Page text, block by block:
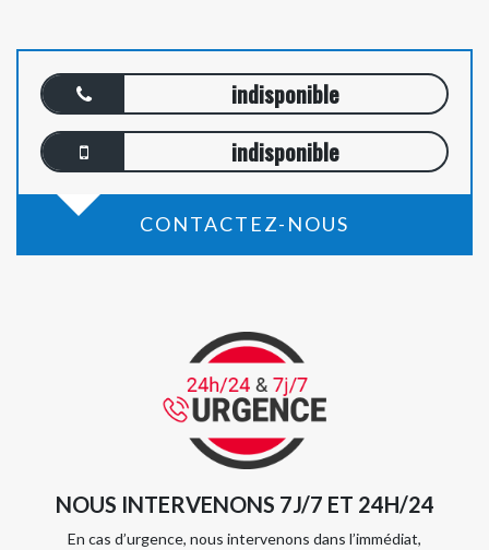
indisponible
indisponible
CONTACTEZ-NOUS
NOUS INTERVENONS 7J/7 ET 24H/24
En cas d’urgence, nous intervenons dans l’immédiat,